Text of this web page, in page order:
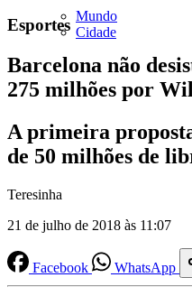
Mundo
Cidade
Esportes
Barcelona não
275 milhões por
A primeira
de 50 milhões de
Teresinha
21 de julho de 2018 às 11:07
Facebook WhatsApp